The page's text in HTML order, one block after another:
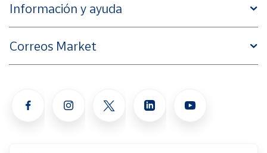
Información y ayuda
Correos Market